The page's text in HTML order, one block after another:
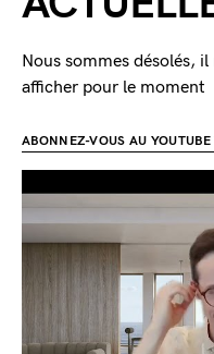
Nous sommes désolés,
afficher pour le moment
ABONNEZ-VOUS AU YOUTUBE